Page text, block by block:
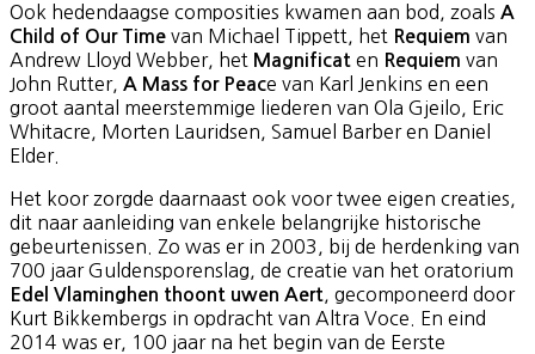
Ook hedendaagse composities kwamen aan bod, zoals A
Child of Our Time van Michael Tippett, het Requiem van
Andrew Lloyd Webber, het Magnificat en Requiem van
John Rutter, A Mass for Peace van Karl Jenkins en een
groot aantal meerstemmige liederen van Ola Gjeilo, Eric
Whitacre, Morten Lauridsen, Samuel Barber en Daniel
Elder.
Het koor zorgde daarnaast ook voor twee eigen creaties,
dit naar aanleiding van enkele belangrijke historische
gebeurtenissen. Zo was er in 2003, bij de herdenking van
700 jaar Guldensporenslag, de creatie van het oratorium
Edel Vlaminghen thoont uwen Aert , gecomponeerd door
Kurt Bikkembergs in opdracht van Altra Voce. En eind
2014 was er, 100 jaar na het begin van de Eerste